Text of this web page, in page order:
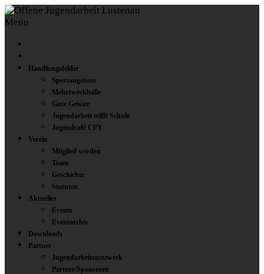
Menu
Handlungsfelder
Sportangebote
Mehrzweckhalle
Gute Geister
Jugendarbeit trifft Schule
Jugendcafé CFY
Verein
Mitglied werden
Team
Geschichte
Statuten
Aktuelles
Events
Eventarchiv
Downloads
Partner
Jugendarbeitsnetzwerk
Partner/Sponsoren